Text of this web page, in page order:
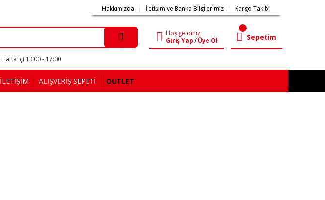
Hakkımızda İletişim ve Banka Bilgilerimiz Kargo Takibi
Hoş geldiniz
Giriş Yap/Üye Ol Sepetim
Hafta içi 10:00 - 17:00
İLETİŞİM ALIŞVERİŞ SEPETİ OUTLET